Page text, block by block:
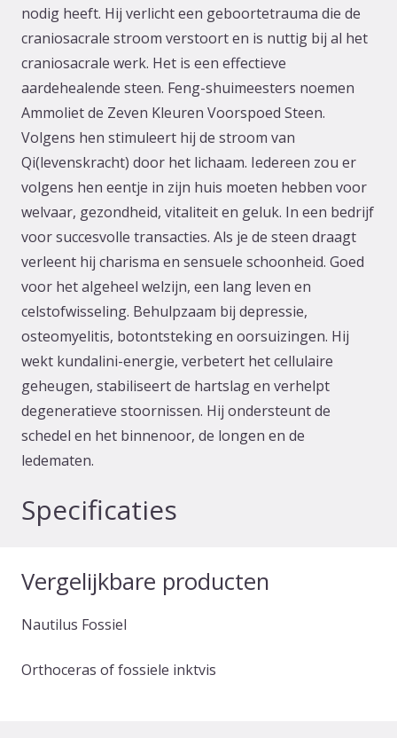
nodig heeft. Hij verlicht een geboortetrauma die de
craniosacrale stroom verstoort en is nuttig bij al het
craniosacrale werk. Het is een effectieve
aardehealende steen. Feng-shuimeesters noemen
Ammoliet de Zeven Kleuren Voorspoed Steen.
Volgens hen stimuleert hij de stroom van
Qi(levenskracht) door het lichaam. Iedereen zou er
volgens hen eentje in zijn huis moeten hebben voor
welvaar, gezondheid, vitaliteit en geluk. In een bedrijf
voor succesvolle transacties. Als je de steen draagt
verleent hij charisma en sensuele schoonheid. Goed
voor het algeheel welzijn, een lang leven en
celstofwisseling. Behulpzaam bij depressie,
osteomyelitis, botontsteking en oorsuizingen. Hij
wekt kundalini-energie, verbetert het cellulaire
geheugen, stabiliseert de hartslag en verhelpt
degeneratieve stoornissen. Hij ondersteunt de
schedel en het binnenoor, de longen en de
ledematen.
Specificaties
Vergelijkbare producten
Nautilus Fossiel
Orthoceras of fossiele inktvis